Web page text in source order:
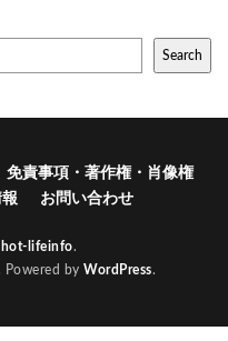
Search
免責事項・著作権・肖像権
お問い合わせ
hot-lifeinfo.
Powered byWordPress.